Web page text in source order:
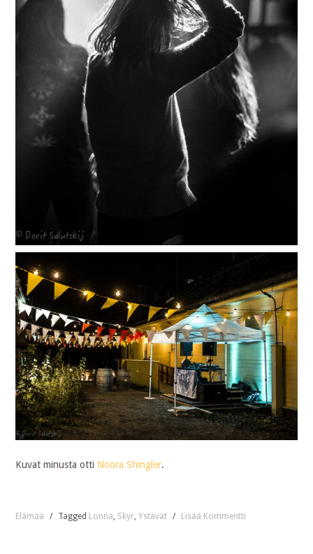
Kuvat minusta otti Noora Shingler.
Elämää / Tagged Lonna Skyr ,Ystävät / Lisää Kommentti